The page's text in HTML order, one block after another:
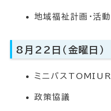
地域福祉計画・活
8月22日（金曜日）
ミニバス
政策協議